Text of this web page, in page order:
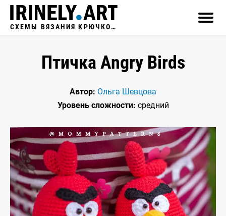
СХЕМЫ ВЯЗАНИЯ КРЮЧКОМ
Птичка Angry Birds
Автор: Ольга Шевцова
Уровень сложности: средний